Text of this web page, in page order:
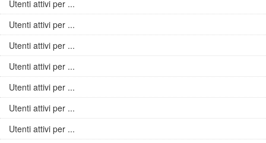
Utenti attivi per ...
Utenti attivi per ...
Utenti attivi per ...
Utenti attivi per ...
Utenti attivi per ...
Utenti attivi per ...
Utenti attivi per ...